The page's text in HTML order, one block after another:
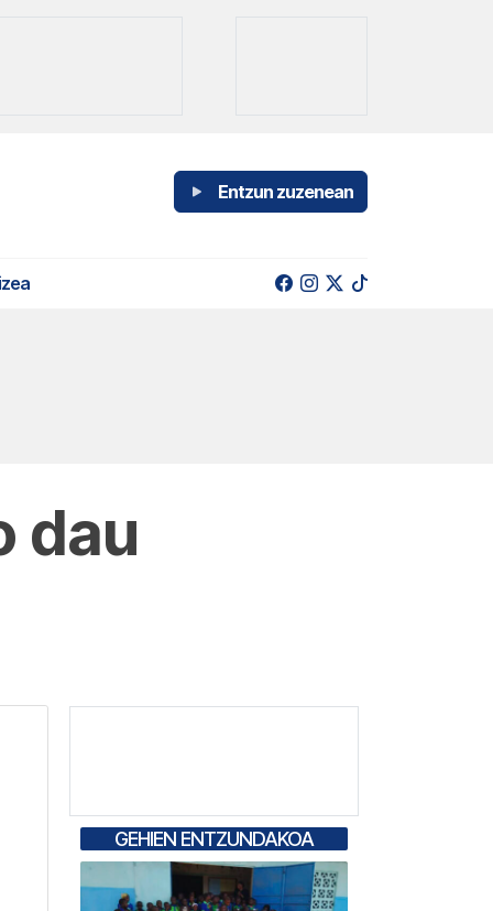
Entzun zuzenean
dau
GEHIEN ENTZUNDAKOA